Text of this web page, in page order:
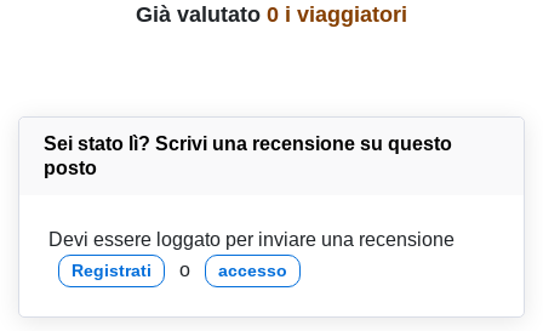
Già valutato 0 i viaggiatori
Sei stato lì? Scrivi una recensione su questo
posto
Devi essere loggato per inviare una recensione
Registrati o accesso